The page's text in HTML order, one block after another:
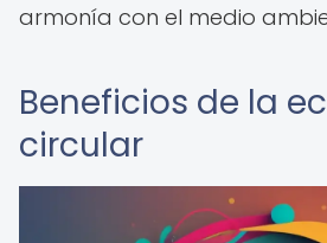
armonía con el medio
Beneficios de la
circular